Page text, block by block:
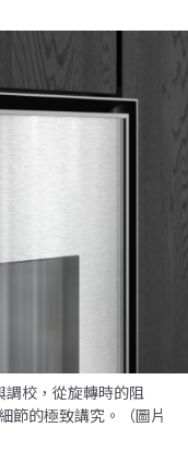
調校，從旋轉時的阻
節的極致講究。（圖片